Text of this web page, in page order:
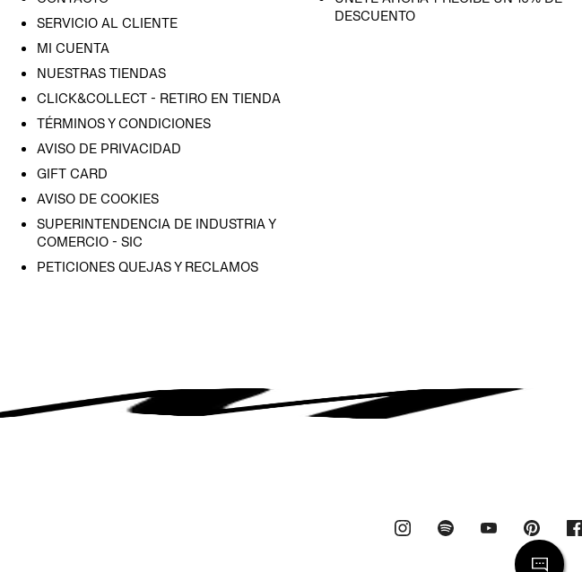
SERVICIO AL CLIENTE
MI CUENTA
NUESTRAS TIENDAS
CLICK&COLLECT - RETIRO EN TIENDA
TÉRMINOS Y CONDICIONES
AVISO DE PRIVACIDAD
GIFT CARD
AVISO DE COOKIES
SUPERINTENDENCIA DE INDUSTRIA Y
COMERCIO - SIC
PETICIONES QUEJAS Y RECLAMOS
DESCUENTO